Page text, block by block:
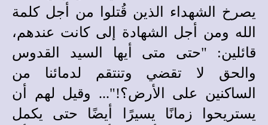
يصرخ الشهداء الذين قُتلوا من أجل كلمة
الله ومن أجل الشهادة إلى كانت عندهم،
قائلين: "حتى متى أيها السيد القدوس
والحق لا تقضي وتنتقم لدمائنا من
الساكنين على الأرض؟!"... وقيل لهم أن
يستريحوا زمانًا يسيرًا أيضًا حتى يكمل